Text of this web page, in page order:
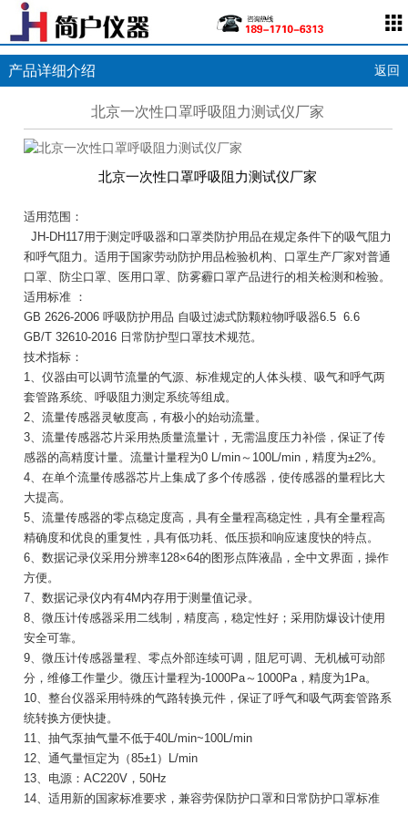
产品详细介绍 返回
北京一次性口罩呼吸阻力测试仪厂家
北京一次性口罩呼吸阻力测试仪厂家
适用范围：
JH-DH117用于测定呼吸器和口罩类防护用品在规定条件下的吸气阻力
和呼气阻力。适用于国家劳动防护用品检验机构、口罩生产厂家对普通
口罩、防尘口罩、医用口罩、防雾霾口罩产品进行的相关检测和检验。
适用标准 ：
GB 2626-2006 呼吸防护用品 自吸过滤式防颗粒物呼吸器6.5 6.6
GB/T 32610-2016 日常防护型口罩技术规范。
技术指标：
1、仪器由可以调节流量的气源、标准规定的人体头模、吸气和呼气两
套管路系统、呼吸阻力测定系统等组成。
2、流量传感器灵敏度高，有极小的始动流量。
3、流量传感器芯片采用热质量流量计，无需温度压力补偿，保证了传
感器的高精度计量。流量计量程为0 L/min～100L/min，精度为±2%。
4、在单个流量传感器芯片上集成了多个传感器，使传感器的量程比大
大提高。
5、流量传感器的零点稳定度高，具有全量程高稳定性，具有全量程高
精确度和优良的重复性，具有低功耗、低压损和响应速度快的特点。
6、数据记录仪采用分辨率128×64的图形点阵液晶，全中文界面，操作
方便。
7、数据记录仪内有4M内存用于测量值记录。
8、微压计传感器采用二线制，精度高，稳定性好；采用防爆设计使用
安全可靠。
9、微压计传感器量程、零点外部连续可调，阻尼可调、无机械可动部
分，维修工作量少。微压计量程为-1000Pa～1000Pa，精度为1Pa。
10、整台仪器采用特殊的气路转换元件，保证了呼气和吸气两套管路系
统转换方便快捷。
11、抽气泵抽气量不低于40L/min~100L/min
12、通气量恒定为（85±1）L/min
13、电源：AC220V，50Hz
14、适用新的国家标准要求，兼容劳保防护口罩和日常防护口罩标准